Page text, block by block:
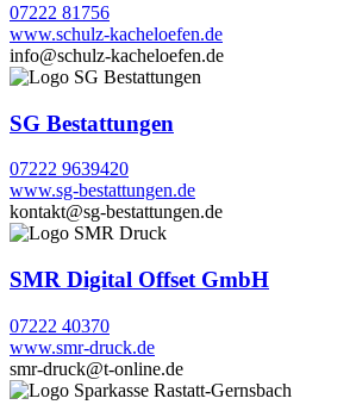
07222 81756
www.schulz-kacheloefen.de
info@schulz-kacheloefen.de
SG Bestattungen
07222 9639420
www.sg-bestattungen.de
kontakt@sg-bestattungen.de
SMR Digital Offset GmbH
07222 40370
www.smr-druck.de
smr-druck@t-online.de